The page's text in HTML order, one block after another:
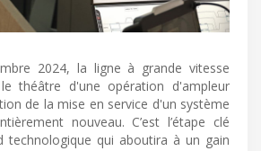
2024, la ligne à grande vitesse
théâtre d'une opération d'ampleur
de la mise en service d'un système
nouveau. C’est l’étape clé
technologique qui aboutira à un gain